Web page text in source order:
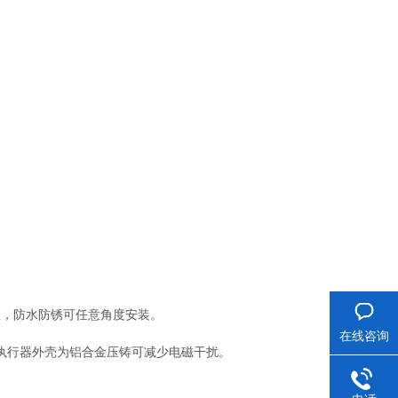
防水防锈可任意角度安装。
器外壳为铝合金压铸可减少电磁干扰。
在线咨询